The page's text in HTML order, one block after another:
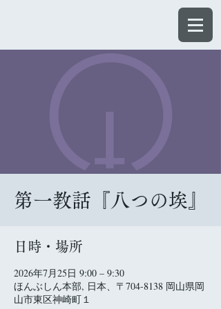
第一教話『八つの埃』
日時・場所
2026年7月25日 9:00 – 9:30
ほんぶしん本部, 日本、〒704-8138 岡山県岡
山市東区神崎町１